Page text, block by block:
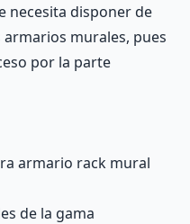
necesita disponer de
murales, pues
por la parte
armario rack mural
de la gama